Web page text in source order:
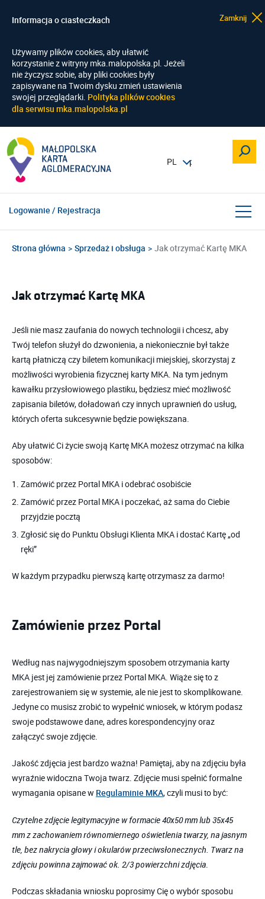
Informacja o ciasteczkach
Używamy plików cookies, aby ułatwić
korzystanie z witryny mka.malopolska.pl. Jeżeli
nie życzysz sobie, aby pliki cookies były
zapisywane na Twoim dysku zmień ustawienia
swojej przeglądarki. Polityka plików cookies
dla serwisu mka.malopolska.pl
Zamknij
Logowanie / Rejestracja
Strona główna Sprzedaż i obsługa Jak otrzymać Kartę MKA
Jak otrzymać Kartę MKA
Jeśli nie masz zaufania do nowych technologii i chcesz, aby
Twój telefon służył do dzwonienia, a niekoniecznie był także
kartą płatniczą czy biletem komunikacji miejskiej, skorzystaj z
możliwości wyrobienia fizycznej karty MKA. Na tym jednym
kawałku przysłowiowego plastiku, będziesz mieć możliwość
zapisania biletów, doładowań czy innych uprawnień do usług,
których oferta sukcesywnie będzie powiększana.
Aby ułatwić Ci życie swoją Kartę MKA możesz otrzymać na kilka
sposobów:
Zamówić przez Portal MKA i odebrać osobiście
Zamówić przez Portal MKA i poczekać, aż sama do Ciebie
przyjdzie pocztą
Zgłosić się do Punktu Obsługi Klienta MKA i dostać Kartę „od
ręki”
W każdym przypadku pierwszą kartę otrzymasz za darmo!
Zamówienie przez Portal
Według nas najwygodniejszym sposobem otrzymania karty
MKA jest jej zamówienie przez Portal MKA. Wiąże się to z
zarejestrowaniem się w systemie, ale nie jest to skomplikowane.
Jedyne co musisz zrobić to wypełnić wniosek, w którym podasz
swoje podstawowe dane, adres korespondencyjny oraz
załączyć swoje zdjęcie.
Jakość zdjęcia jest bardzo ważna! Pamiętaj, aby na zdjęciu była
wyraźnie widoczna Twoja twarz. Zdjęcie musi spełnić formalne
wymagania opisane w Regulaminie MKA, czyli musi to być:
Czytelne zdjęcie legitymacyjne w formacie 40x50 mm lub 35x45
mm z zachowaniem równomiernego oświetlenia twarzy, na jasnym
tle, bez nakrycia głowy i okularów przeciwsłonecznych. Twarz na
zdjęciu powinna zajmować ok. 2/3 powierzchni zdjęcia.
Podczas składania wniosku poprosimy Cię o wybór sposobu